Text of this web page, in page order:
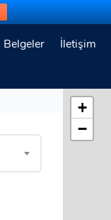
Belgeler İletişim
+
−